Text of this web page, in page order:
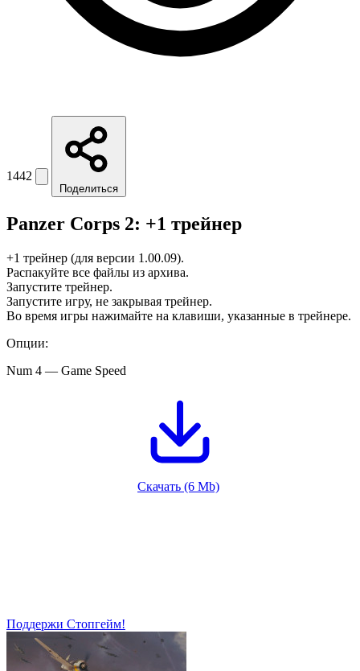
1442
Поделиться
Panzer Corps 2: +1 трейнер
+1 трейнер (для версии 1.00.09).
Распакуйте все файлы из архива.
Запустите трейнер.
Запустите игру, не закрывая трейнер.
Во время игры нажимайте на клавиши, указанные в трейнере.
Опции:
Num 4 — Game Speed
Скачать (6 Mb)
Поддержи Стопгейм!